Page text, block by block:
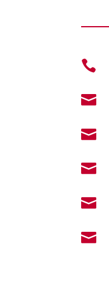





